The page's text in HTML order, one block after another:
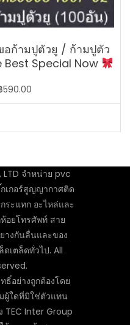
อก้ามปูตัวยู / ก้ามปูตัว
Best Special Now
799.00.
590.00
price
฿590.00.
LTD จำหน่าย pvc
เกอร์สูญญากาศติด
ระแทก อะไหล่และ
อยโทรศัพท์ สาย
างกันลื่นและของ
เตล็ดทั่วไป. All
อย่างถูกต้องโดย
ผู้ใดที่มิใช่ตัวแทน
TEC Inter Group